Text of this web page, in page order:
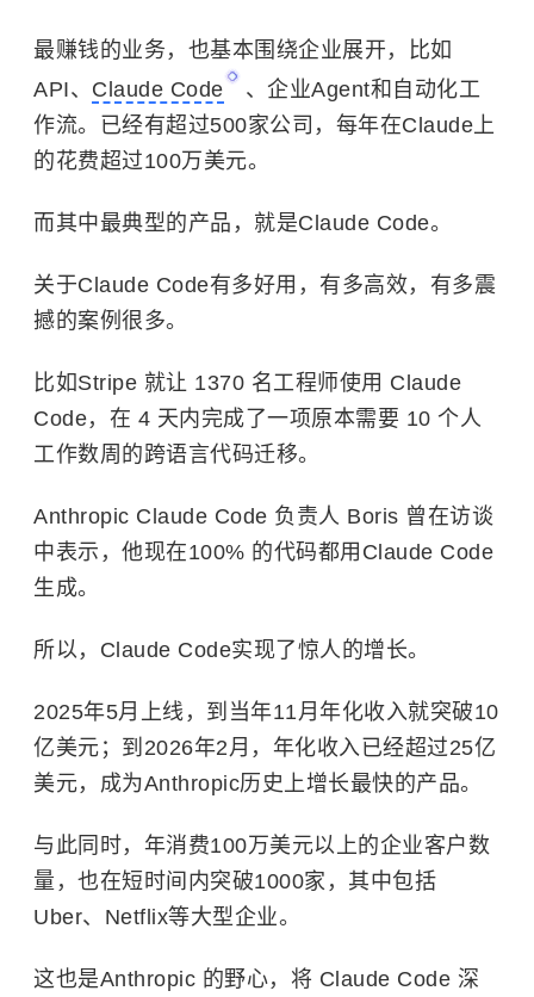
最赚钱的业务，也基本围绕企业展开，比如
API、 Claude Code
、企业Agent和自动化工
作流。已经有超过500家公司，每年在Claude上
的花费超过100万美元。
而其中最典型的产品，就是Claude Code。
关于Claude Code有多好用，有多高效，有多震
撼的案例很多。
比如Stripe 就让 1370 名工程师使用 Claude
Code，在 4 天内完成了一项原本需要 10 个人
工作数周的跨语言代码迁移。
Anthropic Claude Code 负责人 Boris 曾在访谈
中表示，他现在100% 的代码都用Claude Code
生成。
所以，Claude Code实现了惊人的增长。
2025年5月上线，到当年11月年化收入就突破10
亿美元；到2026年2月，年化收入已经超过25亿
美元，成为Anthropic历史上增长最快的产品。
与此同时，年消费100万美元以上的企业客户数
量，也在短时间内突破1000家，其中包括
Uber、Netflix等大型企业。
这也是Anthropic 的野心，将 Claude Code 深